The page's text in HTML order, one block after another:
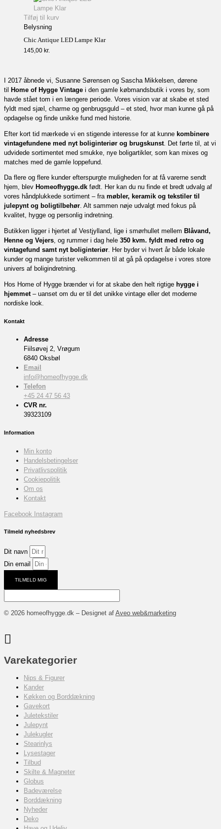
Tilføj til kurv
Belysning
Chic Antique LED Lampe Klar
145,00 kr.
I 2017 åbnede vi, Susanne Sørensen og Sascha Mikkelsen, dørene
til
Home of Hygge Vintage i den gamle købmandsbutik i vores by, som
havde stået tom i en længere periode. Vores vision var at skabe et sted
fyldt med sjæl, charme og genbrugsguld – et sted, hvor man kunne gå på
opdagelse og finde unikke fund med historie.
Efter kort tid mærkede vi en stigende interesse for at kunne kombinere
vintagefundene med nyt boliginteriør og brugskunst . Det førte til, at vi
udvidede sortimentet med smukke, nye boligartikler, som kan mixes og
matches med de gamle loppefund.
Da flere og flere kunder efterspurgte muligheden for at få varerne sendt
hjem, blev Homeofhygge.dk født. Her kan du nu finde et bredt udvalg af
vores håndplukkede sortiment – fra møbler, keramik og tekstiler til
julepynt og boligtilbehør. Alt sammen nøje udvalgt med fokus på
kvalitet, hygge og personlig indretning.
Butikken ligger i hjertet af Vestjylland, lige i smørhullet mellem Blåvand,
Henne og Vejers, og rummer i dag hele 350 kvm. fyldt med retro og
vintagefund samt nyt boliginteriør. Her byder vi hvert år både lokale
kunder og mange turister velkommen til at gå på opdagelse i vores store
univers af boligindretning.
Hos Home of Hygge brænder vi for at skabe den helt rigtige hygge i
hjemmet – uanset om du er til det unikke vintage eller det moderne
nordiske look.
Kontakt
Adresse
Fiilsøvej 2, Vrøgum
6840 Oksbøl
Email
info@homeofhygge.dk
Telefon
+45 24 47 56 43
CVR nr.
39323109
Information
Min konto
Handelsbetingelser
Privatlivspolitik
Cookiepolitik
Om os
Kontakt
Facebook Instagram
Tilmeld nyhedsbrev
Dit navn
Din email
TILMELD MIG
© 2026 homeofhygge.dk – Designet af Aveo web&marketing
Varekategorier
Nips & Figurer
Kander
Køkken og Borddækning
Gavekort
Juletekstiler
Julepynt
Julekugler
Stearinlys
Lysestager
Tilbud
Skilte & Magneter
Globus
Badeværelse
Borddækning
Nyheder
Deko